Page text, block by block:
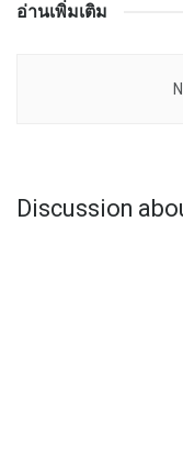
อ่านเพิ่มเติม
Discussion